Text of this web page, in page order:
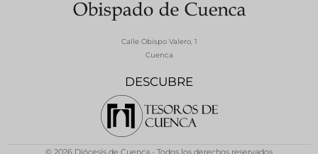
DESCUBRE
Calle Obispo Valero, 1
Cuenca
© 2026 Diócesis de Cuenca - Todos los derechos reservados